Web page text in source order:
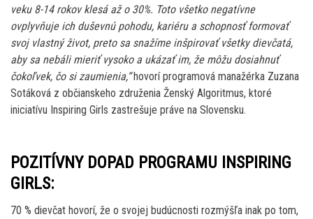
veku 8-14 rokov klesá až o 30%. Toto všetko negatívne
ovplyvňuje ich duševnú pohodu, kariéru a schopnosť formovať
svoj vlastný život, preto sa snažíme inšpirovať všetky dievčatá,
aby sa nebáli mieriť vysoko a ukázať im, že môžu dosiahnuť
čokoľvek, čo si zaumienia,“hovorí programová manažérka Zuzana
Sotáková z občianskeho združenia Ženský Algoritmus, ktoré
iniciatívu Inspiring Girls zastrešuje práve na Slovensku.
POZITÍVNY DOPAD PROGRAMU INSPIRING
GIRLS:
70 % dievčat hovorí, že o svojej budúcnosti rozmýšľa inak po tom,